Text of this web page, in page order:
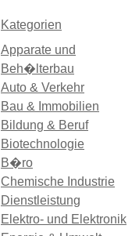
Kategorien
Apparate und
Beh�lterbau
Auto & Verkehr
Bau & Immobilien
Bildung & Beruf
Biotechnologie
B�ro
Chemische Industrie
Dienstleistung
Elektro- und Elektronik